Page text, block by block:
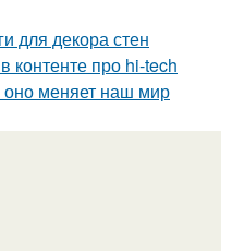
для декора стен
контенте про hi-tech
оно меняет наш мир